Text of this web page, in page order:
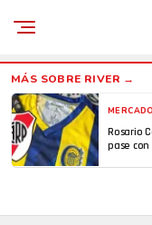
Rosario
pase con